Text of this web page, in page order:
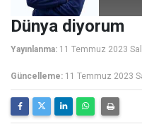
Dünya diyorum
Yayınlanma: 11 Temmuz 2023
Güncelleme: 11 Temmuz 2023